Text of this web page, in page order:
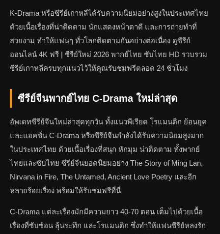
K-Drama หรือซีรีย์เกาหลีได้รับความนิยมอย่างสูงในประเทศไทย
ด้วยเนื้อเรื่องที่น่าติดตาม นักแสดงหน้าตาดี และการถ่ายทำที่
สวยงาม ทำให้แฟนๆ ทั่วโลกติดตามกันอย่างต่อเนื่อง ดูซีรีย์
ออนไลน์ 4K ฟรี | ซีรีย์ใหม่ 2026 พากย์ไทย ซับไทย HD รวบรวม
ซีรีย์เกาหลีครบทุกแนวไว้ให้คุณรับชมฟรีตลอด 24 ชั่วโมง
ซีรีย์จีนพากย์ไทย C-Drama ใหม่ล่าสุด
อัพเดทซีรีย์จีนใหม่ล่าสุดทุกวัน ทั้งแนวพีเรียด โรแมนติก ย้อนยุค
และแอคชั่น C-Drama หรือซีรีย์จีนกำลังได้รับความนิยมสูงมาก
ในประเทศไทย ด้วยเนื้อเรื่องที่สนุก หักมุม น่าติดตาม ทั้งพากย์
ไทยและซับไทย ซีรีย์จีนยอดนิยมอย่าง The Story of Ming Lan,
Nirvana in Fire, The Untamed, Ancient Love Poetry และอีก
หลายร้อยเรื่อง พร้อมให้รับชมฟรีที่นี่
C-Drama แต่ละเรื่องมักมีความยาว 40-70 ตอน เต็มไปด้วยเนื้อ
เรื่องที่ซับซ้อน ลุ้นระทึก และโรแมนติก ซึ่งทำให้แฟนซีรีย์หลงรัก